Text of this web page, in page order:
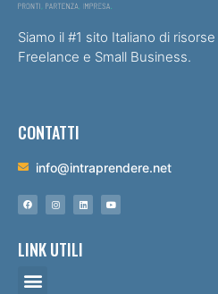
Siamo il #1 sito Italiano di
Freelance e Small Business.
CONTATTI
info@intraprendere.net
LINK UTILI